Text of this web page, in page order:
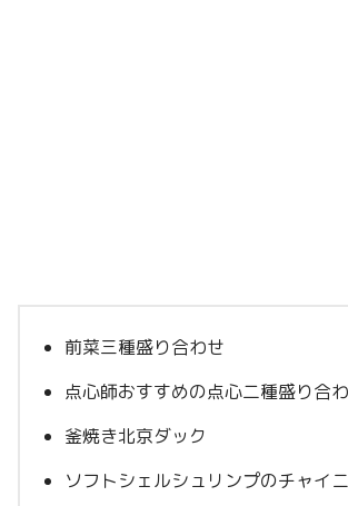
前菜三種盛り合わせ
点心師おすすめの点心二種盛り合
釜焼き北京ダック
ソフトシェルシュリンプのチャイ